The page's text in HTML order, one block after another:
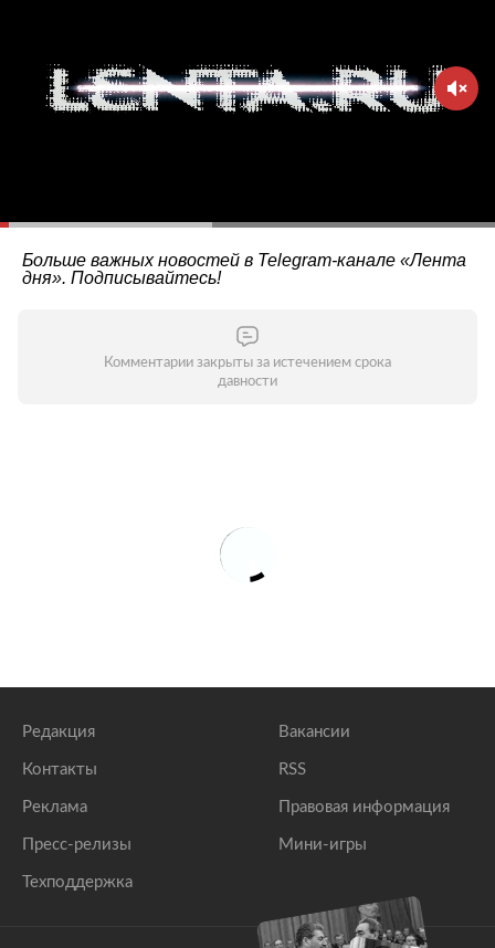
Больше важных новостей в Telegram-канале «Лента
дня». Подписывайтесь!
Комментарии закрыты за истечением срока
давности
Редакция
Контакты
Реклама
Пресс-релизы
Техподдержка
Вакансии
RSS
Правовая информация
Мини-игры